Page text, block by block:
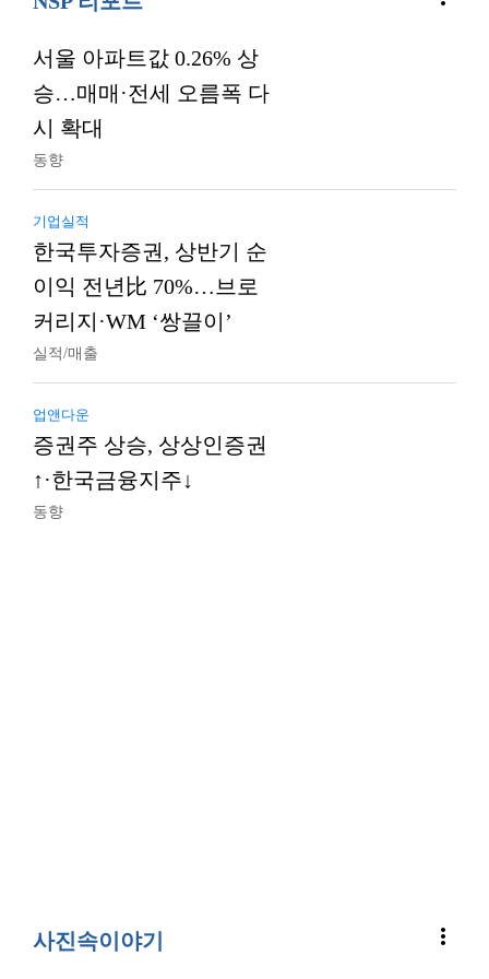
서울 아파트값 0.26% 상
승…매매·전세 오름폭 다
시 확대
동향
기업실적
한국투자증권, 상반기 순
이익 전년比 70%…브로
커리지·WM ‘쌍끌이’
실적/매출
업앤다운
증권주 상승, 상상인증권
↑·한국금융지주↓
동향
사진속이야기 more_vert